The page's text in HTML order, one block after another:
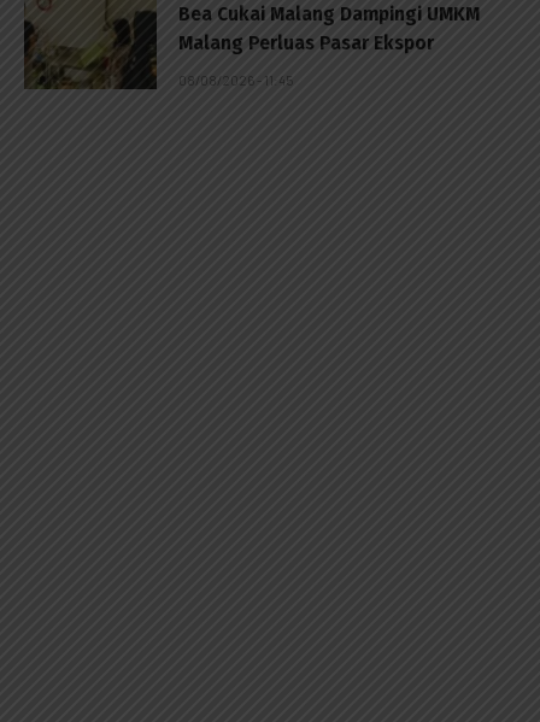
Bea Cukai Malang Dampingi UMKM
Malang Perluas Pasar Ekspor
08/08/2026 - 11:45